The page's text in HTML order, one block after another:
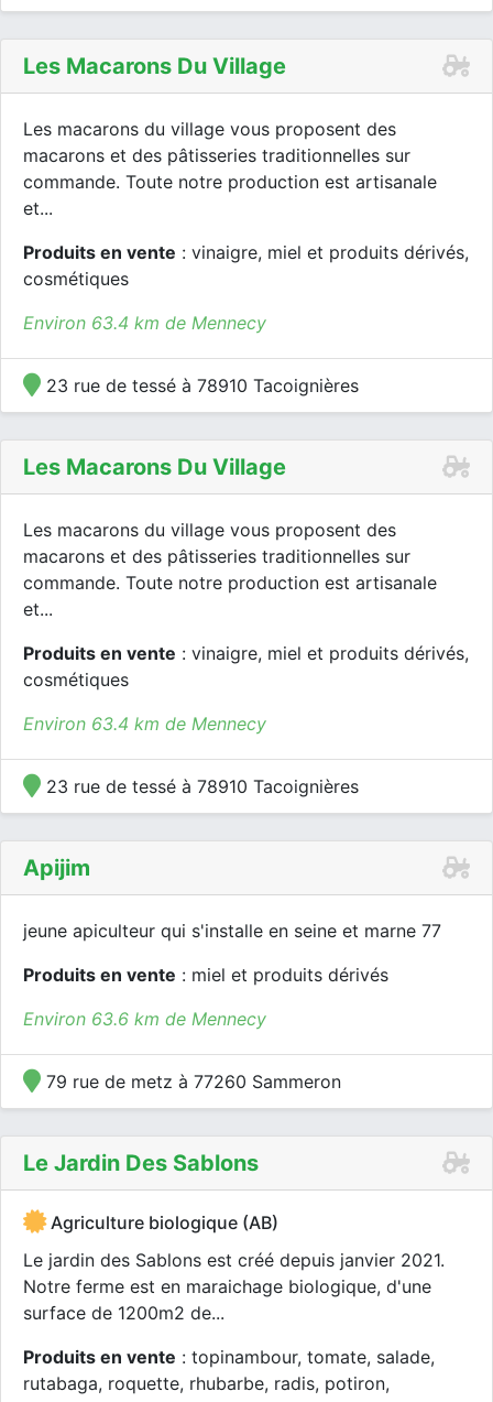
Les Macarons Du Village
Les macarons du village vous proposent des
macarons et des pâtisseries traditionnelles sur
commande. Toute notre production est artisanale
et...
Produits en vente : vinaigre, miel et produits dérivés,
cosmétiques
Environ 63.4 km de Mennecy
23 rue de tessé à 78910 Tacoignières
Les Macarons Du Village
Les macarons du village vous proposent des
macarons et des pâtisseries traditionnelles sur
commande. Toute notre production est artisanale
et...
Produits en vente : vinaigre, miel et produits dérivés,
cosmétiques
Environ 63.4 km de Mennecy
23 rue de tessé à 78910 Tacoignières
Apijim
jeune apiculteur qui s'installe en seine et marne 77
Produits en vente : miel et produits dérivés
Environ 63.6 km de Mennecy
79 rue de metz à 77260 Sammeron
Le Jardin Des Sablons
Agriculture biologique (AB)
Le jardin des Sablons est créé depuis janvier 2021.
Notre ferme est en maraichage biologique, d'une
surface de 1200m2 de...
Produits en vente : topinambour, tomate, salade,
rutabaga, roquette, rhubarbe, radis, potiron,